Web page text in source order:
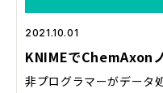
2021.10.01
KNIMEでChemAxon
非プログラマーがデータ